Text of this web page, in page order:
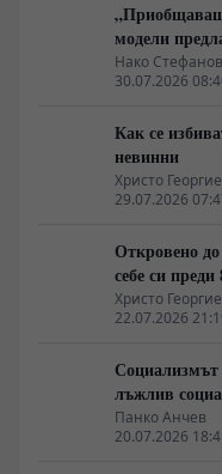
модели
Нако Стефанов
30.07.2026
Как се
невинни
Христо
29.07.2026
Откровено
себе си
Христо
22.07.2026
лъжлив
Панко Анчев
20.07.2026